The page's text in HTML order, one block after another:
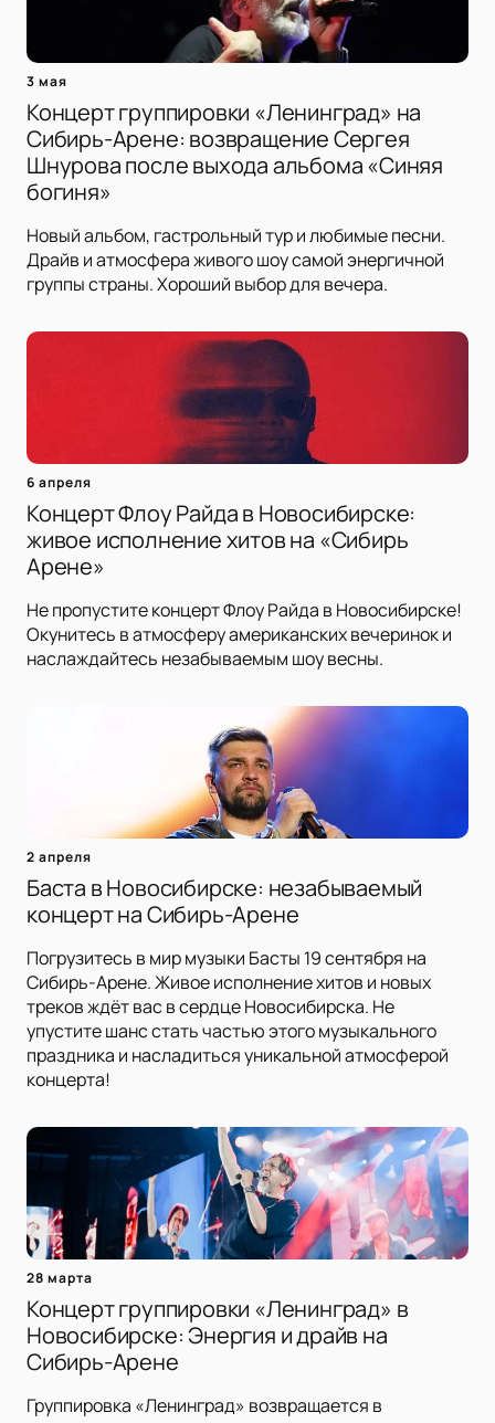
3 мая
Концерт группировки «Ленинград» на
Сибирь-Арене: возвращение Сергея
Шнурова после выхода альбома «Синяя
богиня»
Новый альбом, гастрольный тур и любимые песни.
Драйв и атмосфера живого шоу самой энергичной
группы страны. Хороший выбор для вечера.
6 апреля
Концерт Флоу Райда в Новосибирске:
живое исполнение хитов на «Сибирь
Арене»
Не пропустите концерт Флоу Райда в Новосибирске!
Окунитесь в атмосферу американских вечеринок и
наслаждайтесь незабываемым шоу весны.
2 апреля
Баста в Новосибирске: незабываемый
концерт на Сибирь-Арене
Погрузитесь в мир музыки Басты 19 сентября на
Сибирь-Арене. Живое исполнение хитов и новых
треков ждёт вас в сердце Новосибирска. Не
упустите шанс стать частью этого музыкального
праздника и насладиться уникальной атмосферой
концерта!
28 марта
Концерт группировки «Ленинград» в
Новосибирске: Энергия и драйв на
Сибирь-Арене
Группировка «Ленинград» возвращается в